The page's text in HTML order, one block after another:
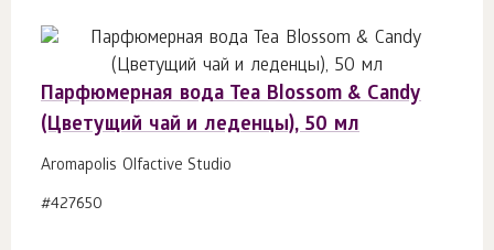
Парфюмерная вода Tea Blossom & Candy
(Цветущий чай и леденцы), 50 мл
Aromapolis Olfactive Studio
#427650